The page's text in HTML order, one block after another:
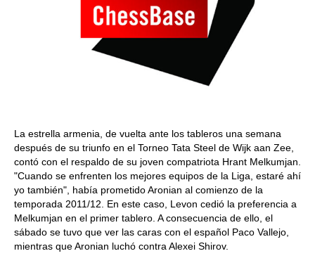
La estrella armenia, de vuelta ante los tableros una semana
después de su triunfo en el Torneo Tata Steel de Wijk aan Zee,
contó con el respaldo de su joven compatriota Hrant Melkumjan.
"Cuando se enfrenten los mejores equipos de la Liga, estaré ahí
yo también", había prometido Aronian al comienzo de la
temporada 2011/12. En este caso, Levon cedió la preferencia a
Melkumjan en el primer tablero. A consecuencia de ello, el
sábado se tuvo que ver las caras con el español Paco Vallejo,
mientras que Aronian luchó contra Alexei Shirov.